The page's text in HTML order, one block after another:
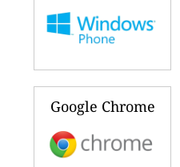
Google Chrome